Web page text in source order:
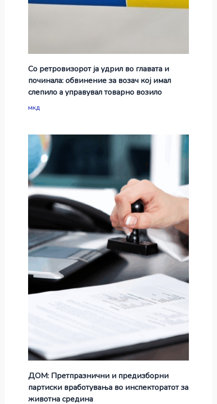
Со ретровизорот ја удрил во главата и
починала: обвинение за возач кој имал
слепило а управувал товарно возило
мкд
ДОМ: Претпразнични и предизборни
партиски вработувања во инспекторатот за
животна средина